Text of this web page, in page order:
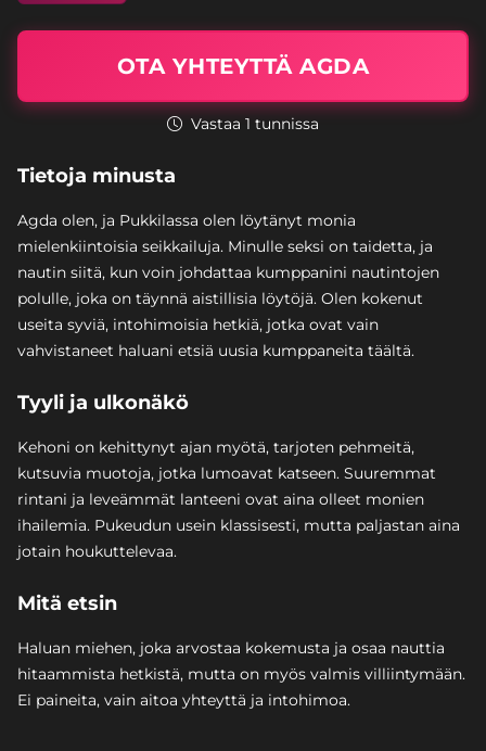
OTA YHTEYTTÄ AGDA
Vastaa 1 tunnissa
Tietoja minusta
Agda olen, ja Pukkilassa olen löytänyt monia
mielenkiintoisia seikkailuja. Minulle seksi on taidetta, ja
nautin siitä, kun voin johdattaa kumppanini nautintojen
polulle, joka on täynnä aistillisia löytöjä. Olen kokenut
useita syviä, intohimoisia hetkiä, jotka ovat vain
vahvistaneet haluani etsiä uusia kumppaneita täältä.
Tyyli ja ulkonäkö
Kehoni on kehittynyt ajan myötä, tarjoten pehmeitä,
kutsuvia muotoja, jotka lumoavat katseen. Suuremmat
rintani ja leveämmät lanteeni ovat aina olleet monien
ihailemia. Pukeudun usein klassisesti, mutta paljastan aina
jotain houkuttelevaa.
Mitä etsin
Haluan miehen, joka arvostaa kokemusta ja osaa nauttia
hitaammista hetkistä, mutta on myös valmis villiintymään.
Ei paineita, vain aitoa yhteyttä ja intohimoa.